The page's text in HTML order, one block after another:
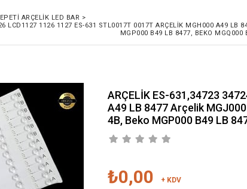
ARÇELIK LED BAR >
LCD1127 1126 1127 ES-631 STL0017T 0017T ARÇELIK MGH000 A49
MGP000 B49 LB 8477, BEKO MGQ000
ARÇELİK ES-631,34723
A49 LB 8477 Arçelik
4B, Beko MGP000 B49 LB
₺0,00 + KDV